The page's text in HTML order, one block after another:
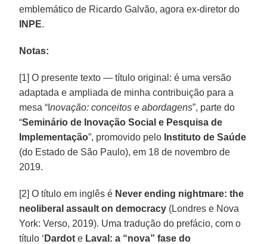
emblemático de Ricardo Galvão, agora ex-diretor do
INPE.
Notas:
[1] O presente texto — título original: é uma versão
adaptada e ampliada de minha contribuição para a
mesa “Inovação: conceitos e abordagens”, parte do
“Seminário de Inovação Social e Pesquisa de
Implementação”, promovido pelo Instituto de Saúde
(do Estado de São Paulo), em 18 de novembro de
2019.
[2] O título em inglês é Never ending nightmare: the
neoliberal assault on democracy (Londres e Nova
York: Verso, 2019). Uma tradução do prefácio, com o
título ‘ Dardot e Laval: a “nova” fase do